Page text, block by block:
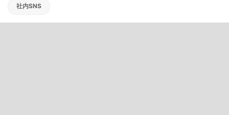
社内SNS